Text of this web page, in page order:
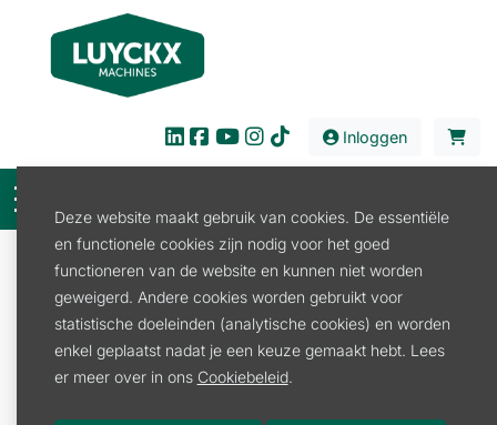
Inloggen
Tuin en Park
Kettingzaag
23 RM PRO RAPID MICRO KETTING
Deze website maakt gebruik van cookies. De essentiële
en functionele cookies zijn nodig voor het goed
functioneren van de website en kunnen niet worden
geweigerd. Andere cookies worden gebruikt voor
statistische doeleinden (analytische cookies) en worden
enkel geplaatst nadat je een keuze gemaakt hebt. Lees
er meer over in ons Cookiebeleid.